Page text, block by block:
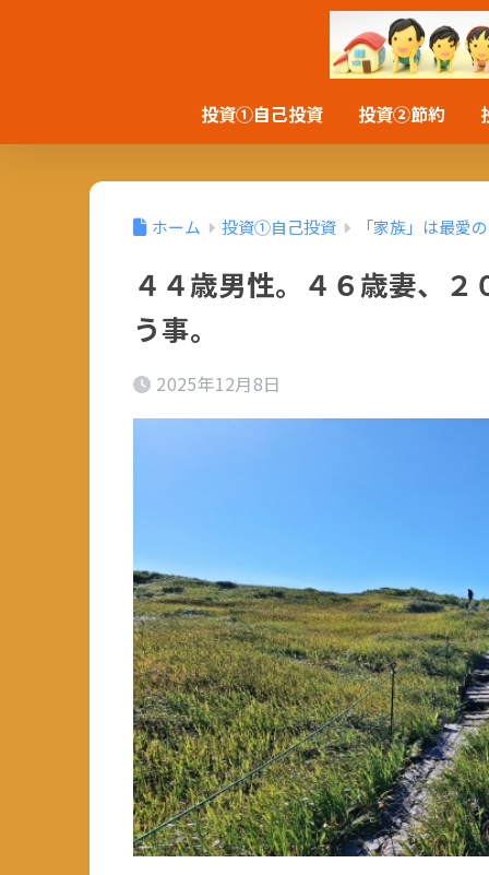
投資①自己投資 投資②節約
ホーム 投資①自己投資 「家族」は最愛
４４歳男性。４６歳妻、
う事。
2025年12月8日